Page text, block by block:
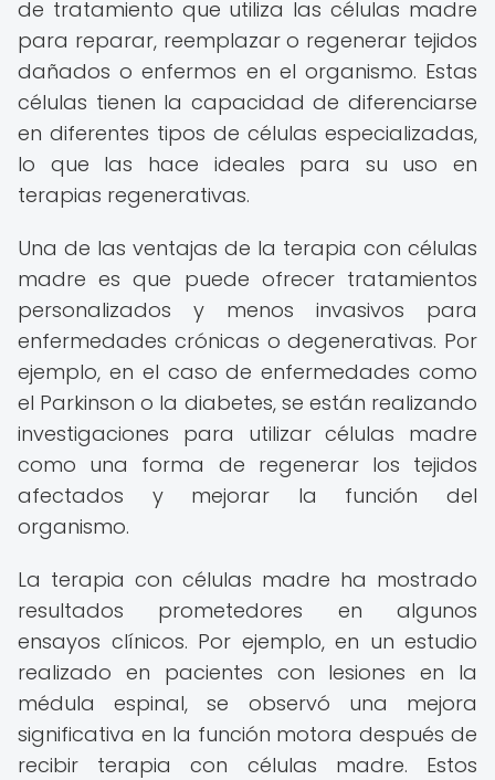
de tratamiento que utiliza las células madre
para reparar, reemplazar o regenerar tejidos
dañados o enfermos en el organismo. Estas
células tienen la capacidad de diferenciarse
en diferentes tipos de células especializadas,
lo que las hace ideales para su uso en
terapias regenerativas.
Una de las ventajas de la terapia con células
madre es que puede ofrecer tratamientos
personalizados y menos invasivos para
enfermedades crónicas o degenerativas. Por
ejemplo, en el caso de enfermedades como
el Parkinson o la diabetes, se están realizando
investigaciones para utilizar células madre
como una forma de regenerar los tejidos
afectados y mejorar la función del
organismo.
La terapia con células madre ha mostrado
resultados prometedores en algunos
ensayos clínicos. Por ejemplo, en un estudio
realizado en pacientes con lesiones en la
médula espinal, se observó una mejora
significativa en la función motora después de
recibir terapia con células madre. Estos